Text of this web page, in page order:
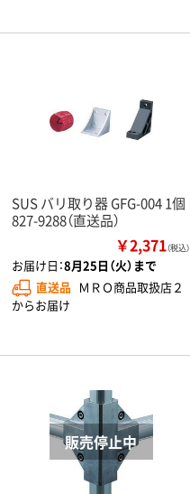
SUS バリ取り器 GFG-004 1個
827-9288（直送品）
￥2,371（税込）
お届け日：8月25日（火）まで
直送品 ＭＲＯ商品取扱店２
からお届け